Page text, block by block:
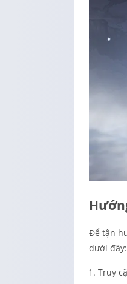
Để tận
dưới đây:
Truy